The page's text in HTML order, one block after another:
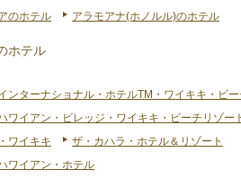
のホテル
アラモアナ(ホノルル)のホテル
ホテル
ンターナショナル・ホテルTM・ワイキキ・ビ
ワイアン・ビレッジ・ワイキキ・ビーチリゾー
ワイキキ
ザ・カハラ・ホテル＆リゾート
ワイアン・ホテル